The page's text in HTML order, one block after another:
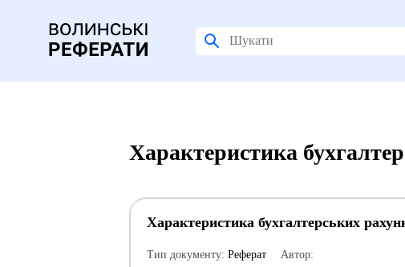
Характеристика
Характеристика бухгалтерських
Тип документу: Реферат
Автор: